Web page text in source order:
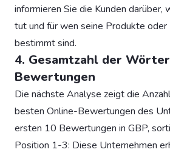
informieren Sie die Kunden darüber,
tut und für wen seine Produkte
bestimmt sind.
4. Gesamtzahl der
Bewertungen
Die nächste Analyse zeigt die
besten Online-Bewertungen des
ersten 10 Bewertungen in GBP,
Position 1-3: Diese Unternehmen